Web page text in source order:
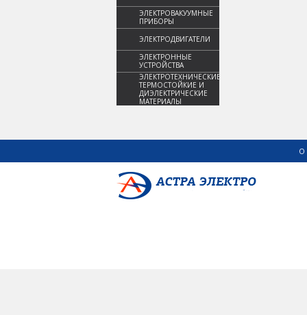
ЭЛЕКТРОВАКУУМНЫЕ
ПРИБОРЫ
ЭЛЕКТРОДВИГАТЕЛИ
ЭЛЕКТРОННЫЕ
УСТРОЙСТВА
ЭЛЕКТРОТЕХНИЧЕСКИЕ,
ТЕРМОСТОЙКИЕ И
ДИЭЛЕКТРИЧЕСКИЕ
МАТЕРИАЛЫ